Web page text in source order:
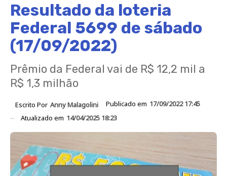
Resultado da loteria
Federal 5699 de sábado
(17/09/2022)
Prêmio da Federal vai de R$ 12,2 mil a
R$ 1,3 milhão
Escrito Por Anny Malagolini Publicado em 17/09/2022 17:45
Atualizado em 14/04/2025 18:23